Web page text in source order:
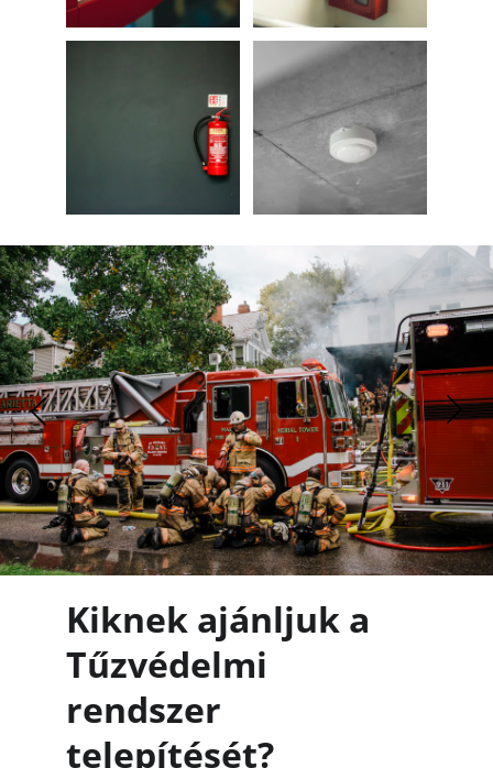
Kiknek ajánljuk a
Tűzvédelmi
rendszer
telepítését?